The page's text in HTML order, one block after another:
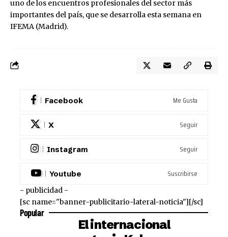
uno de los encuentros profesionales del sector más
importantes del país, que se desarrolla esta semana en
IFEMA (Madrid).
Facebook Me Gusta
X Seguir
Instagram Seguir
Youtube Suscribirse
- publicidad -
[sc name="banner-publicitario-lateral-noticia"][/sc]
Popular
El internacional